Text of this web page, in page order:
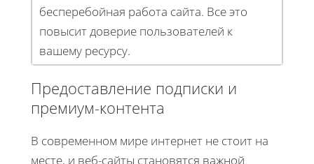
бесперебойная работа сайта. Все это
повысит доверие пользователей к
вашему ресурсу.
Предоставление подписки и
премиум-контента
В современном мире интернет не стоит на
месте, и веб-сайты становятся важной